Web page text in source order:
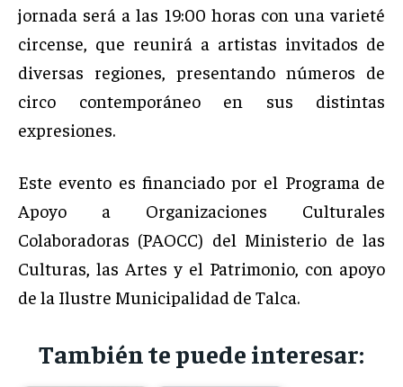
jornada será a las 19:00 horas con una varieté
circense, que reunirá a artistas invitados de
diversas regiones, presentando números de
circo contemporáneo en sus distintas
expresiones.
Este evento es financiado por el Programa de
Apoyo a Organizaciones Culturales
Colaboradoras (PAOCC) del Ministerio de las
Culturas, las Artes y el Patrimonio, con apoyo
de la Ilustre Municipalidad de Talca.
También te puede interesar: